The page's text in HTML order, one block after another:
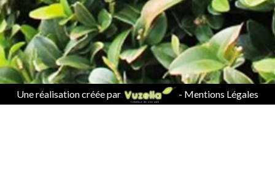
Une réalisation créée par - Mentions Légales